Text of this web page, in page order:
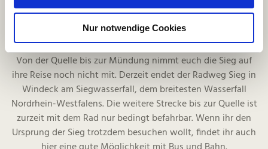
Nur notwendige Cookies
lieber den Tag am Ufer der Sieg und in den kühlen Fluten
ausklingen lassen? Der nächste Bahnhof bringt euch wieder
zurück, ohne die Tour komplett beenden zu müssen.
Von der Quelle bis zur Mündung nimmt euch die Sieg auf
ihre Reise noch nicht mit. Derzeit endet der Radweg Sieg in
Windeck am Siegwasserfall, dem breitesten Wasserfall
Nordrhein-Westfalens. Die weitere Strecke bis zur Quelle ist
zurzeit mit dem Rad nur bedingt befahrbar. Wenn ihr den
Ursprung der Sieg trotzdem besuchen wollt, findet ihr auch